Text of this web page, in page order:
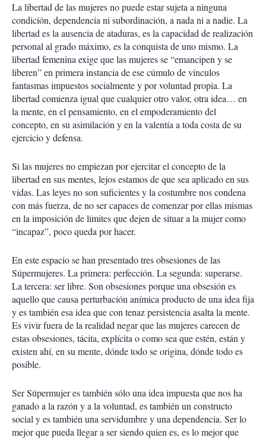
La libertad de las mujeres no puede estar sujeta a ninguna
condición, dependencia ni subordinación, a nada ni a nadie. La
libertad es la ausencia de ataduras, es la capacidad de realización
personal al grado máximo, es la conquista de uno mismo. La
libertad femenina exige que las mujeres se “emancipen y se
liberen” en primera instancia de ese cúmulo de vínculos
fantasmas impuestos socialmente y por voluntad propia. La
libertad comienza igual que cualquier otro valor, otra idea… en
la mente, en el pensamiento, en el empoderamiento del
concepto, en su asimilación y en la valentía a toda costa de su
ejercicio y defensa.
Si las mujeres no empiezan por ejercitar el concepto de la
libertad en sus mentes, lejos estamos de que sea aplicado en sus
vidas. Las leyes no son suficientes y la costumbre nos condena
con más fuerza, de no ser capaces de comenzar por ellas mismas
en la imposición de límites que dejen de situar a la mujer como
“incapaz”, poco queda por hacer.
En este espacio se han presentado tres obsesiones de las
Súpermujeres. La primera: perfección. La segunda: superarse.
La tercera: ser libre. Son obsesiones porque una obsesión es
aquello que causa perturbación anímica producto de una idea fija
y es también esa idea que con tenaz persistencia asalta la mente.
Es vivir fuera de la realidad negar que las mujeres carecen de
estas obsesiones, tácita, explícita o como sea que estén, están y
existen ahí, en su mente, dónde todo se origina, dónde todo es
posible.
Ser Súpermujer es también sólo una idea impuesta que nos ha
ganado a la razón y a la voluntad, es también un constructo
social y es también una servidumbre y una dependencia. Ser lo
mejor que pueda llegar a ser siendo quien es, es lo mejor que